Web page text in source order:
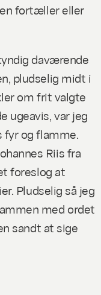
fortæller eller
daværende
pludselig midt i
om frit valgte
ugeavis, var jeg
fyr og flamme.
Riis fra
foreslog at
Pludselig så jeg
med ordet
sandt at sige